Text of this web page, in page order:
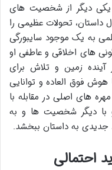
دیگر از شخصیت های
تحولات عظیمی را
به یک موجود سایبورگی
های اخلاقی و عاطفی او
زمین و تلاش برای
فوق العاده و توانایی
های اصلی در مقابله با
با دیگر شخصیت ها و به